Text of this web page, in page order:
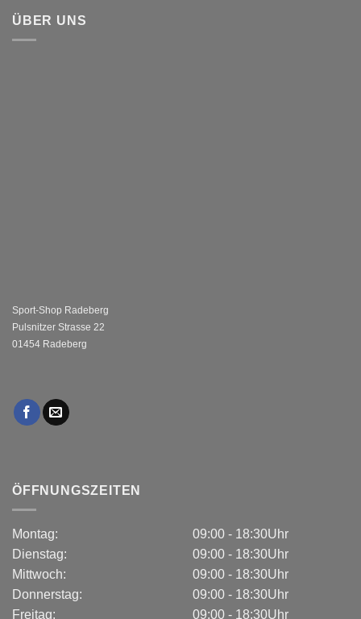
ÜBER UNS
Sport-Shop Radeberg
Pulsnitzer Strasse 22
01454 Radeberg
ÖFFNUNGSZEITEN
Montag:
Dienstag:
Mittwoch:
Donnerstag:
Freitag:
09:00 - 18:30Uhr
09:00 - 18:30Uhr
09:00 - 18:30Uhr
09:00 - 18:30Uhr
09:00 - 18:30Uhr